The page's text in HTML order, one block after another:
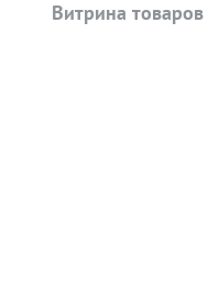
Витрина товаров